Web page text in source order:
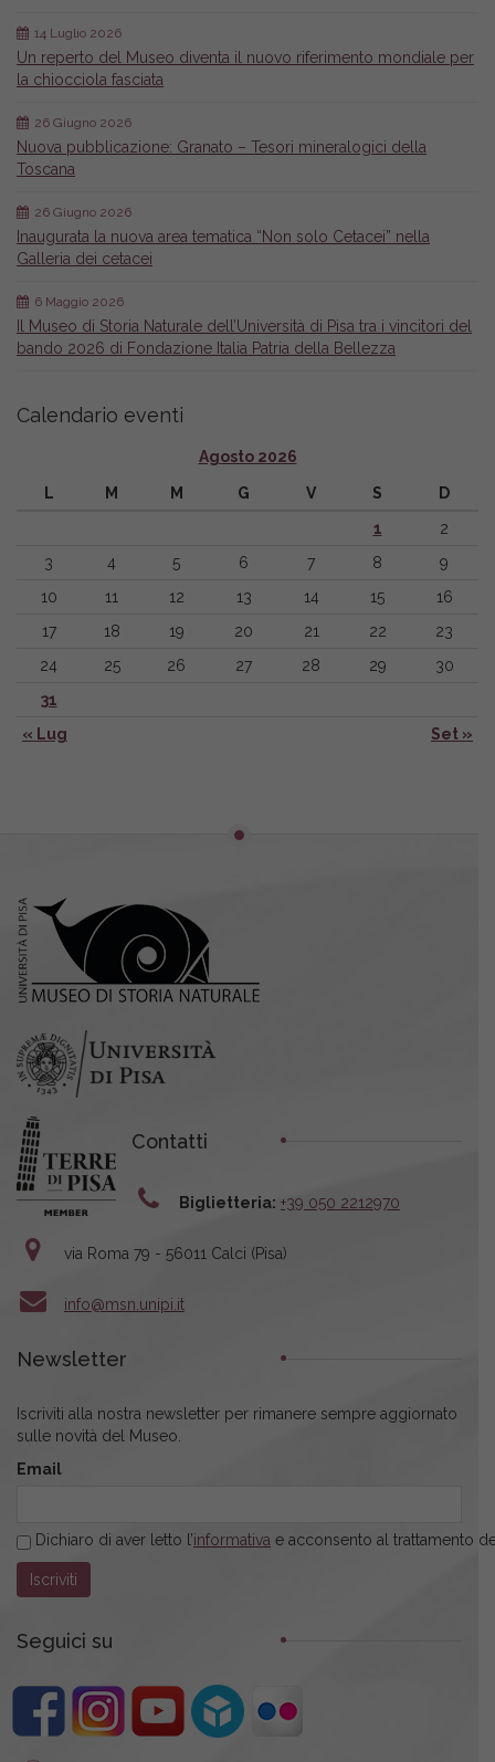
Un reperto del Museo diventa il nuovo riferimento mondiale per
la chiocciola fasciata
14 Luglio 2026
Nuova pubblicazione: Granato – Tesori mineralogici della
Toscana
26 Giugno 2026
Inaugurata la nuova area tematica “Non solo Cetacei” nella
Galleria dei cetacei
26 Giugno 2026
Il Museo di Storia Naturale dell’Università di Pisa tra i vincitori del
bando 2026 di Fondazione Italia Patria della Bellezza
6 Maggio 2026
Calendario eventi
Agosto 2026
L M M G V S D
« Lug Set »
1
2
3
4 5 6 7 8
9
10
11 12 13 14 15
16
17
18 19 20 21 22
23
24
25 26 27 28 29
30
31
Contatti
Biglietteria: +39 050 2212970
via Roma 79 - 56011 Calci (Pisa)
info@msn.unipi.it
Newsletter
Iscriviti alla nostra newsletter per rimanere sempre aggiornato
sulle novità del Museo.
Email
Dichiaro di aver letto l’informativa e acconsento al trattamento
Seguici su